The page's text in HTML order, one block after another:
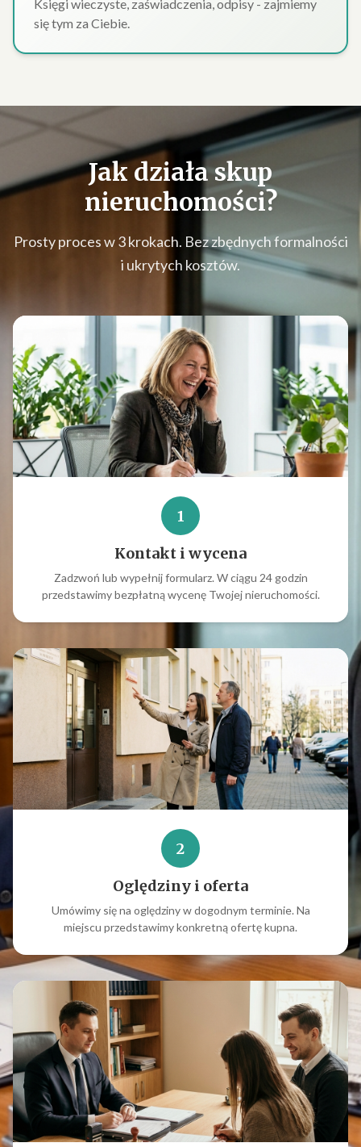
Księgi wieczyste, zaświadczenia, odpisy - zajmiemy
się tym za Ciebie.
Jak działaskup
nieruchomości?
Prosty proces w 3 krokach. Bez zbędnych formalności
i ukrytych kosztów.
1
Kontakt i wycena
Zadzwoń lub wypełnij formularz. W ciągu 24 godzin
przedstawimy bezpłatną wycenę Twojej nieruchomości.
2
Oględziny i oferta
Umówimy się na oględziny w dogodnym terminie. Na
miejscu przedstawimy konkretną ofertę kupna.